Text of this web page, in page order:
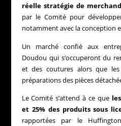
réelle stratégie de
par le Comité pour
notamment avec la conception
Un marché confié aux
Doudou qui s’occuperont du
et des coutures alors que
préparations des pièces
Le Comité s’attend à ce que
et 25% des produits sous
rapportées par le